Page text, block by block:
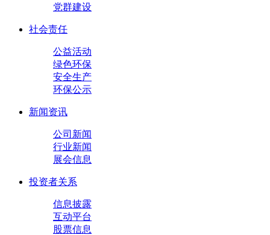
党群建设
社会责任
公益活动
绿色环保
安全生产
环保公示
新闻资讯
公司新闻
行业新闻
展会信息
投资者关系
信息披露
互动平台
股票信息